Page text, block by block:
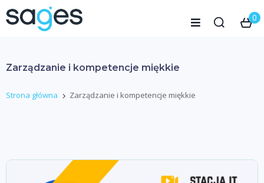
0
Zarządzanie i kompetencje miękkie
Strona główna Zarządzanie i kompetencje miękkie